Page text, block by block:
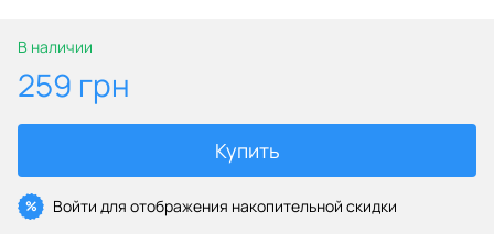
В наличии
259 грн
Купить
% Войти для отображения накопительной скидки